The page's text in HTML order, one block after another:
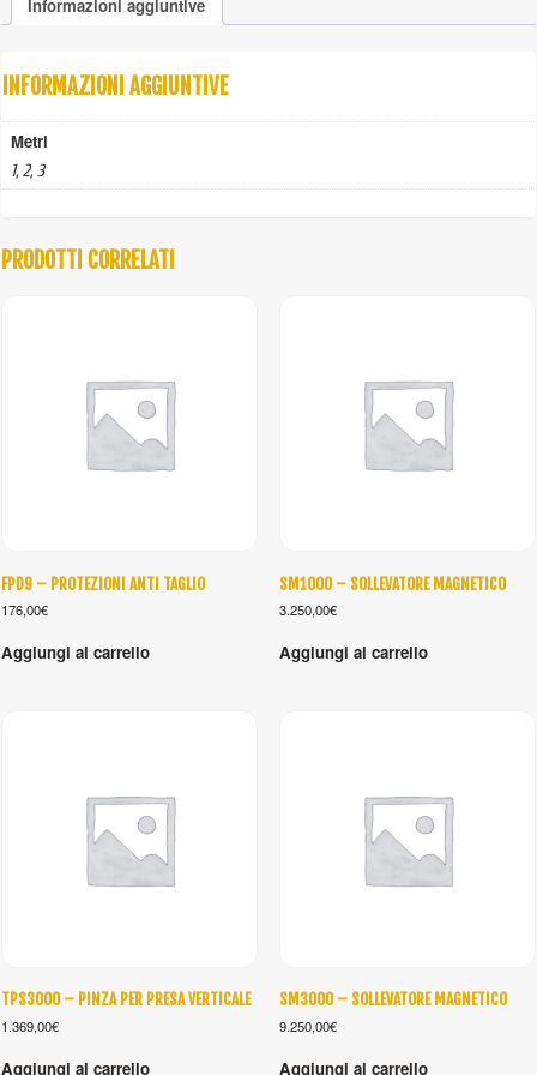
bracci
quantità
Informazioni aggiuntive
INFORMAZIONI AGGIUNTIVE
Metri
1, 2, 3
PRODOTTI CORRELATI
FPD9 – PROTEZIONI ANTI TAGLIO
176,00€
Aggiungi al carrello
SM1000 – SOLLEVATORE MAGNETICO
3.250,00€
Aggiungi al carrello
TPS3000 – PINZA PER PRESA VERTICALE
1.369,00€
Aggiungi al carrello
SM3000 – SOLLEVATORE MAGNETICO
9.250,00€
Aggiungi al carrello